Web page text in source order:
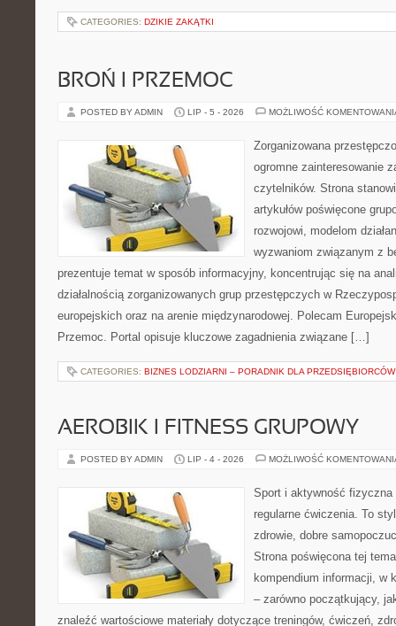
CATEGORIES: DZIKIE ZAKĄTKI
BROŃ I PRZEMOC
POSTED BY ADMIN LIP - 5 - 2026 MOŻLIWOŚĆ
Zorganizowana
ogromne zainteresowanie
czytelników. Strona
artykułów poświęcone
rozwojowi, modelom
wyzwaniom związanym z
prezentuje temat w sposób informacyjny, koncentrując się na
działalnością zorganizowanych grup przestępczych w
europejskich oraz na arenie międzynarodowej. Polecam
Przemoc. Portal opisuje kluczowe zagadnienia związane […]
CATEGORIES: BIZNES LODZIARNI – PORADNIK DLA PRZEDSIĘBIORCÓW
AEROBIK I FITNESS GRUPOWY
POSTED BY ADMIN LIP - 4 - 2026 MOŻLIWOŚĆ
Sport i aktywność
regularne ćwiczenia. To
zdrowie, dobre
Strona poświęcona tej
kompendium informacji, w
– zarówno początkujący,
znaleźć wartościowe materiały dotyczące treningów, ćwiczeń,